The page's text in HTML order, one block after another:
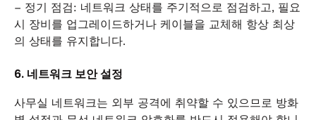
– 정기 점검: 네트워크 상태를 주기적으로 점검하고, 필요
시 장비를 업그레이드하거나 케이블을 교체해 항상 최상
의 상태를 유지합니다.
6. 네트워크 보안 설정
사무실 네트워크는 외부 공격에 취약할 수 있으므로 방화